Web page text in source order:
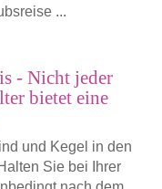
...
- Nicht jeder
bietet eine
und Kegel in den
Sie bei Ihrer